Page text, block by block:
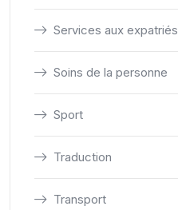
Services aux expatriés
Soins de la personne
Sport
Traduction
Transport